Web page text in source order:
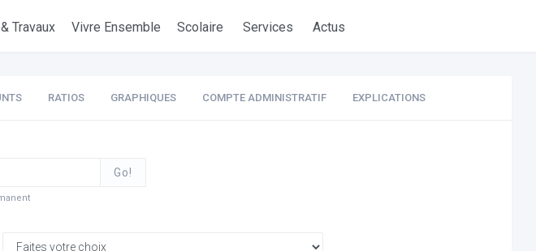
Travaux Vivre Ensemble Scolaire Services Actus
RATIOS GRAPHIQUES COMPTE ADMINISTRATIF EXPLICATIONS
Go!